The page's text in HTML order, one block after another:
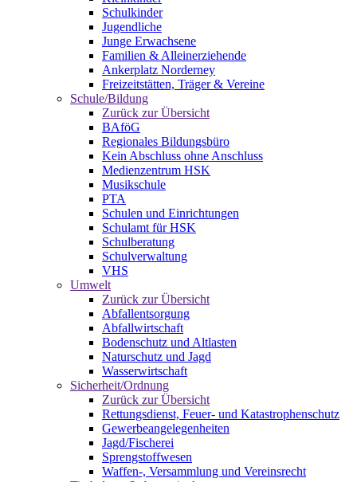
Schulkinder
Jugendliche
Junge Erwachsene
Familien & Alleinerziehende
Ankerplatz Norderney
Freizeitstätten, Träger & Vereine
Schule/Bildung
Zurück zur Übersicht
BAföG
Regionales Bildungsbüro
Kein Abschluss ohne Anschluss
Medienzentrum HSK
Musikschule
PTA
Schulen und Einrichtungen
Schulamt für HSK
Schulberatung
Schulverwaltung
VHS
Umwelt
Zurück zur Übersicht
Abfallentsorgung
Abfallwirtschaft
Bodenschutz und Altlasten
Naturschutz und Jagd
Wasserwirtschaft
Sicherheit/Ordnung
Zurück zur Übersicht
Rettungsdienst, Feuer- und Katastrophenschutz
Gewerbeangelegenheiten
Jagd/Fischerei
Sprengstoffwesen
Waffen-, Versammlung und Vereinsrecht